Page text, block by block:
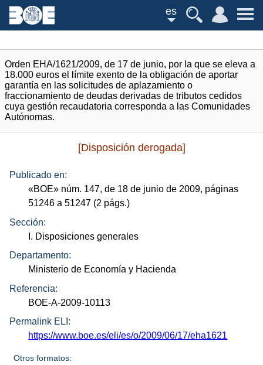
es
Orden EHA/1621/2009, de 17 de junio, por la que se eleva a
18.000 euros el límite exento de la obligación de aportar
garantía en las solicitudes de aplazamiento o
fraccionamiento de deudas derivadas de tributos cedidos
cuya gestión recaudatoria corresponda a las Comunidades
Autónomas.
[Disposición derogada]
Publicado en:
«BOE» núm. 147, de 18 de junio de 2009, páginas
51246 a 51247 (2 págs.)
Sección:
I. Disposiciones generales
Departamento:
Ministerio de Economía y Hacienda
Referencia:
BOE-A-2009-10113
Permalink ELI:
https://www.boe.es/eli/es/o/2009/06/17/eha1621
Otros formatos: